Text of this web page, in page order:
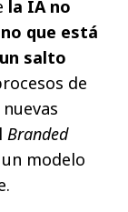
la IA no
que está
salto
de
Branded
modelo